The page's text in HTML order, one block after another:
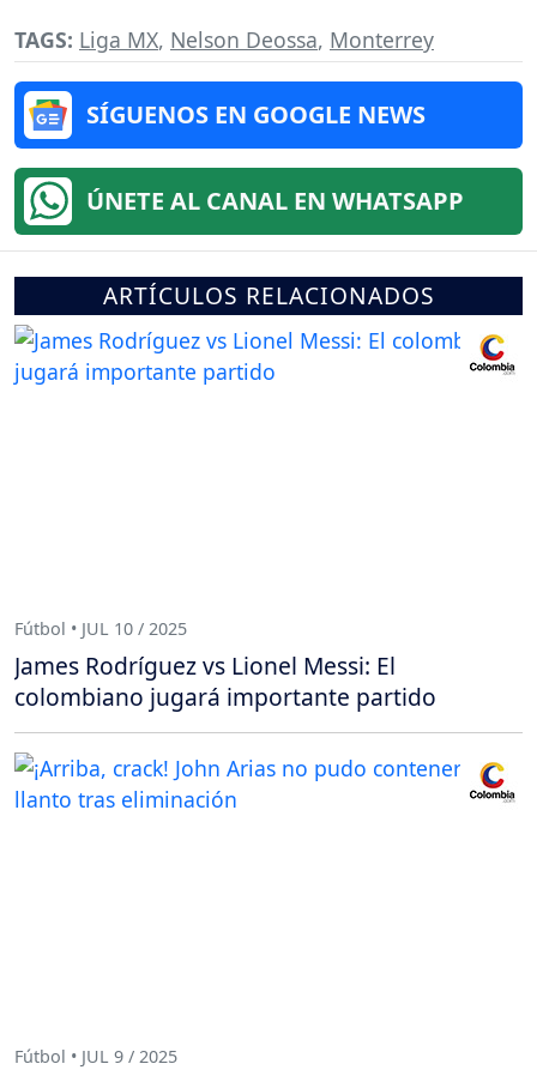
TAGS: Liga MX, Nelson Deossa, Monterrey
SÍGUENOS EN GOOGLE NEWS
ÚNETE AL CANAL EN WHATSAPP
ARTÍCULOS RELACIONADOS
Fútbol • JUL 10 / 2025
James Rodríguez vs Lionel Messi: El
colombiano jugará importante partido
Fútbol • JUL 9 / 2025